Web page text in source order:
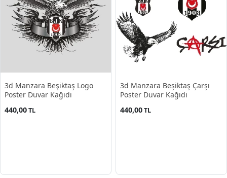
3d Manzara Beşiktaş Logo
Poster Duvar Kağıdı
440,00TL
3d Manzara Beşiktaş Çarşı
Poster Duvar Kağıdı
440,00TL